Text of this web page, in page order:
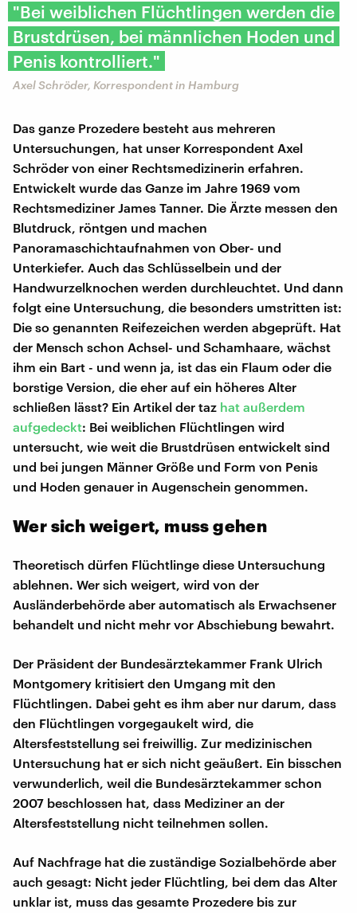
"Bei weiblichen Flüchtlingen werden die
Brustdrüsen, bei männlichen Hoden und
Penis kontrolliert."
Axel Schröder, Korrespondent in Hamburg
Das ganze Prozedere besteht aus mehreren
Untersuchungen, hat unser Korrespondent Axel
Schröder von einer Rechtsmedizinerin erfahren.
Entwickelt wurde das Ganze im Jahre 1969 vom
Rechtsmediziner James Tanner. Die Ärzte messen den
Blutdruck, röntgen und machen
Panoramaschichtaufnahmen von Ober- und
Unterkiefer. Auch das Schlüsselbein und der
Handwurzelknochen werden durchleuchtet. Und dann
folgt eine Untersuchung, die besonders umstritten ist:
Die so genannten Reifezeichen werden abgeprüft. Hat
der Mensch schon Achsel- und Schamhaare, wächst
ihm ein Bart - und wenn ja, ist das ein Flaum oder die
borstige Version, die eher auf ein höheres Alter
schließen lässt? Ein Artikel der taz hat außerdem
aufgedeckt: Bei weiblichen Flüchtlingen wird
untersucht, wie weit die Brustdrüsen entwickelt sind
und bei jungen Männer Größe und Form von Penis
und Hoden genauer in Augenschein genommen.
Wer sich weigert, muss gehen
Theoretisch dürfen Flüchtlinge diese Untersuchung
ablehnen. Wer sich weigert, wird von der
Ausländerbehörde aber automatisch als Erwachsener
behandelt und nicht mehr vor Abschiebung bewahrt.
Der Präsident der Bundesärztekammer Frank Ulrich
Montgomery kritisiert den Umgang mit den
Flüchtlingen. Dabei geht es ihm aber nur darum, dass
den Flüchtlingen vorgegaukelt wird, die
Altersfeststellung sei freiwillig. Zur medizinischen
Untersuchung hat er sich nicht geäußert. Ein bisschen
verwunderlich, weil die Bundesärztekammer schon
2007 beschlossen hat, dass Mediziner an der
Altersfeststellung nicht teilnehmen sollen.
Auf Nachfrage hat die zuständige Sozialbehörde aber
auch gesagt: Nicht jeder Flüchtling, bei dem das Alter
unklar ist, muss das gesamte Prozedere bis zur